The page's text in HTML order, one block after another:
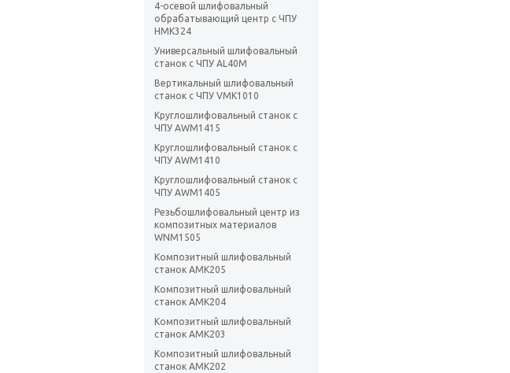
4-осевой шлифовальный
обрабатывающий центр с ЧПУ
HMK324
Универсальный шлифовальный
станок с ЧПУ AL40M
Вертикальный шлифовальный
станок с ЧПУ VMK1010
Круглошлифовальный станок с
ЧПУ AWM1415
Круглошлифовальный станок с
ЧПУ AWM1410
Круглошлифовальный станок с
ЧПУ AWM1405
Резьбошлифовальный центр из
композитных материалов
WNM1505
Композитный шлифовальный
станок AMK205
Композитный шлифовальный
станок AMK204
Композитный шлифовальный
станок AMK203
Композитный шлифовальный
станок AMK202